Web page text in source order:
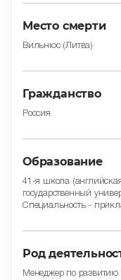
Место смерти
Вильнюс (Литва)
Гражданство
Россия
Образование
41-я школа
государственный
Специальность -
Род
Менеджер по развитию